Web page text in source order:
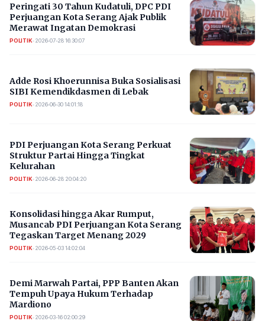
Peringati 30 Tahun Kudatuli, DPC PDI
Perjuangan Kota Serang Ajak Publik
Merawat Ingatan Demokrasi
POLITIK• 2026-07-28 16:30:07
Adde Rosi Khoerunnisa Buka Sosialisasi
SIBI Kemendikdasmen di Lebak
POLITIK• 2026-06-30 14:01:18
PDI Perjuangan Kota Serang Perkuat
Struktur Partai Hingga Tingkat
Kelurahan
POLITIK• 2026-06-28 20:04:20
Konsolidasi hingga Akar Rumput,
Musancab PDI Perjuangan Kota Serang
Tegaskan Target Menang 2029
POLITIK• 2026-05-03 14:02:04
Demi Marwah Partai, PPP Banten Akan
Tempuh Upaya Hukum Terhadap
Mardiono
POLITIK• 2026-03-16 02:00:29